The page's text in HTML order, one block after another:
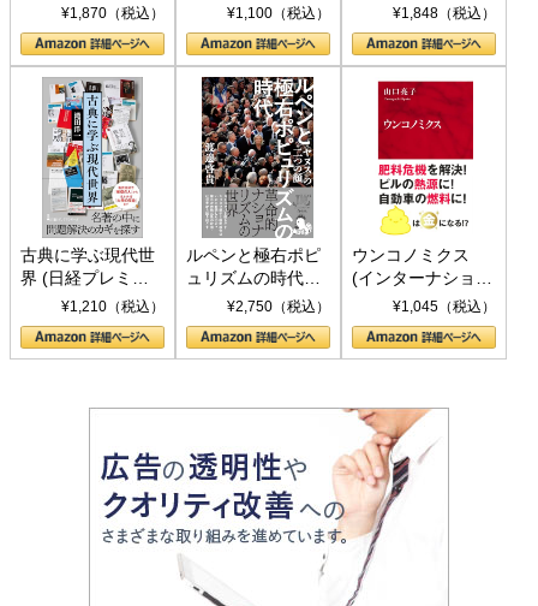
トランプとBRICS
の挑戦
¥1,870（税込）
下、ソ連参戦、そ
して聖断 (PHP新
書)
¥1,100（税込） ¥1,848（税込）
古典に学ぶ現代世
界 (日経プレミア
シリーズ)¥1,210（税込）
ルペンと極右ポピ
ュリズムの時代：
〈ヤヌス〉の二つ
の顔
¥2,750（税込）
ウンコノミクス
(インターナショナ
ル新書)¥1,045（税込）